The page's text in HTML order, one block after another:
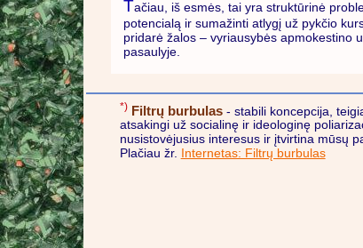
Tačiau, iš esmės, tai yra struktūrinė
potencialą ir sumažinti atlygį už pykčio
pridarė žalos – vyriausybės apmokestino
pasaulyje.
*) Filtrų burbulas- stabili koncepcija,
atsakingi už socialinę ir ideologinę
nusistovėjusius interesus ir įtvirtina mūsų
Plačiau žr. Internetas: Filtrų burbulas